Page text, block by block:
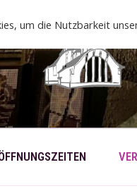
um die Nutzbarkeit